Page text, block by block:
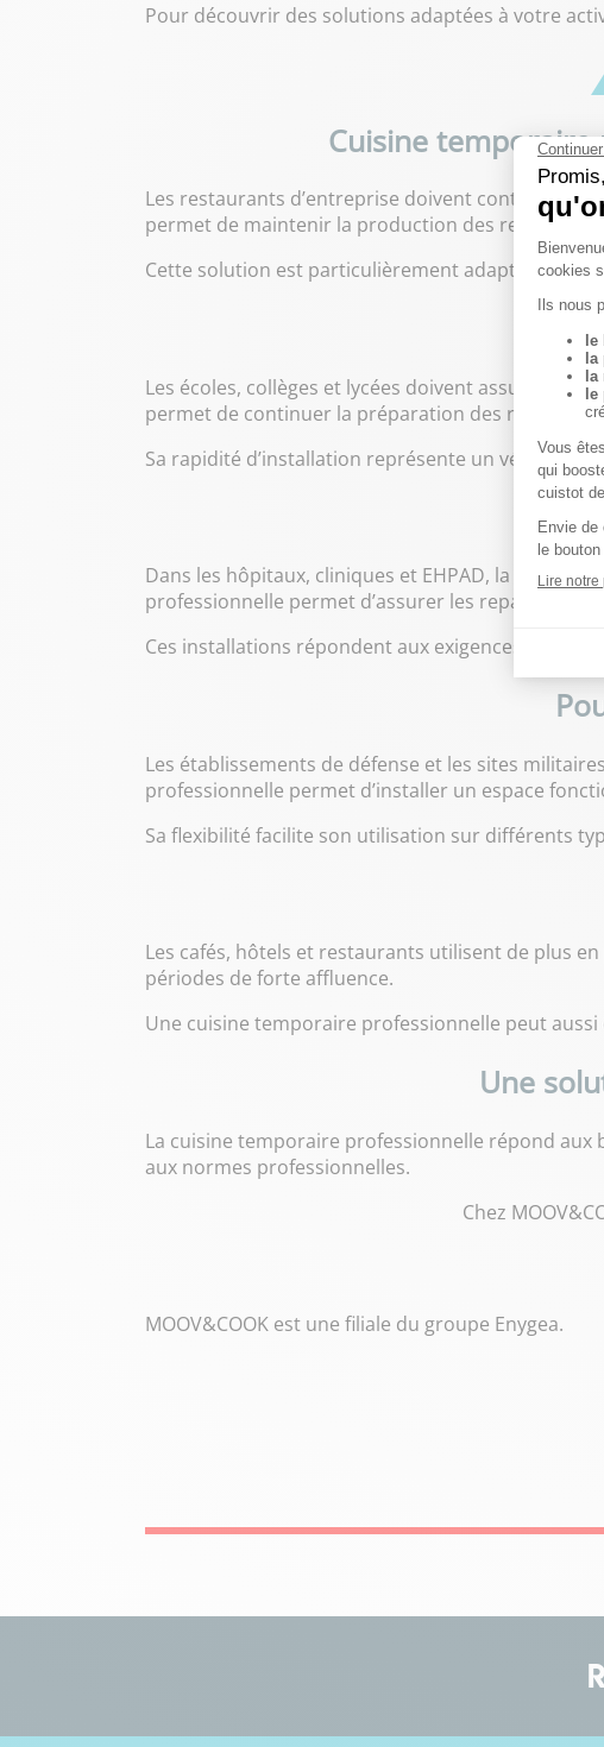
Pour découvrir des solutions adaptées à votre
Cuisine temporaire
Les restaurants d’entreprise doivent continuer à
permet de maintenir la production des repas
Cette solution est particulièrement adaptée aux
Les écoles, collèges et lycées doivent assurer la
permet de continuer la préparation des repas sur
Sa rapidité d’installation représente un véritable
Dans les hôpitaux, cliniques et EHPAD, la
professionnelle permet d’assurer les repas des
Ces installations répondent aux exigences strictes
Les établissements de défense et les sites
professionnelle permet d’installer un espace
Sa flexibilité facilite son utilisation sur différents
Les cafés, hôtels et restaurants utilisent de plus
périodes de forte affluence.
Une cuisine temporaire professionnelle peut
Une
La cuisine temporaire professionnelle répond aux
aux normes professionnelles.
Chez
MOOV&COOK est une filiale du groupe Enygea.